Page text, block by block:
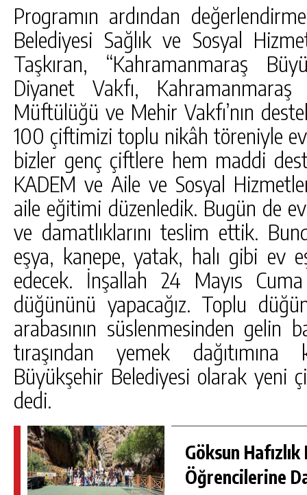
Programın ardından
Belediyesi Sağlık ve Sosyal
Taşkıran, “Kahramanmaraş
Diyanet Vakfı,
Müftülüğü ve Mehir Vakfı’nın
100 çiftimizi toplu nikâh töreniyle
bizler genç çiftlere hem maddi
KADEM ve Aile ve Sosyal
aile eğitimi düzenledik. Bugün de
ve damatlıklarını teslim ettik.
eşya, kanepe, yatak, halı gibi ev
edecek. İnşallah 24 Mayıs
düğününü yapacağız. Toplu
arabasının süslenmesinden gelin
tıraşından yemek
Büyükşehir Belediyesi olarak yeni
dedi.
Göksun Hafızlık
Öğrencilerine